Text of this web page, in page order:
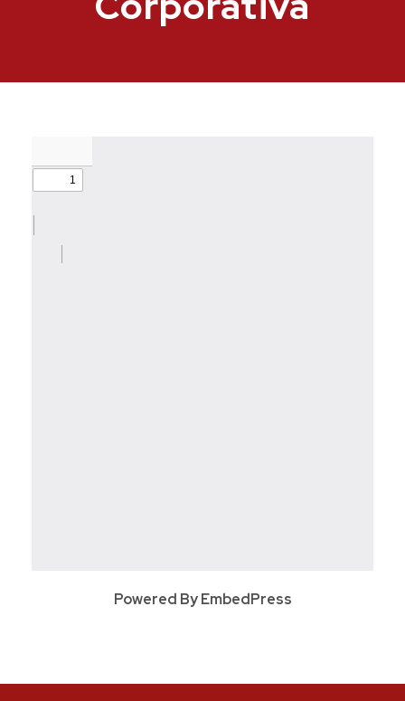
Powered By EmbedPress